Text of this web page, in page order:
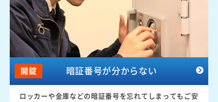
開錠 暗証番号が分からない
ロッカーや金庫などの暗証番号を忘れてしまってもご安